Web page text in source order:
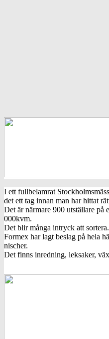
I ett fullbelamrat
det ett tag innan man har hittat
Det är närmare 900 utställare på
000kvm.
Det blir många intryck att sortera.
Formex har lagt beslag på hela
nischer.
Det finns inredning, leksaker,